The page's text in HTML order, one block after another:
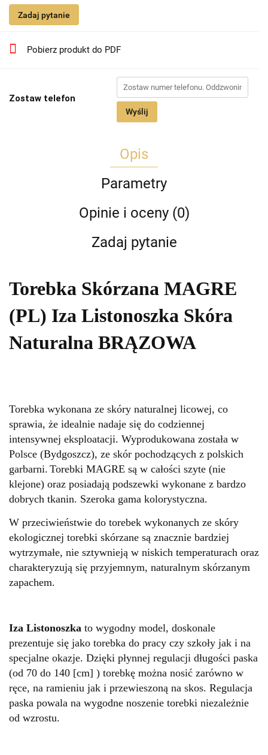
Zadaj pytanie
Pobierz produkt do PDF
Zostaw telefon
Wyślij
Opis
Parametry
Opinie i oceny (0)
Zadaj pytanie
Torebka Skórzana MAGRE
(PL) Iza Listonoszka Skóra
Naturalna BRĄZOWA
Torebka wykonana ze skóry naturalnej licowej, co
sprawia, że idealnie nadaje się do codziennej
intensywnej eksploatacji. Wyprodukowana została w
Polsce (Bydgoszcz), ze skór pochodzących z polskich
garbarni. Torebki MAGRE są w całości szyte (nie
klejone) oraz posiadają podszewki wykonane z bardzo
dobrych tkanin. Szeroka gama kolorystyczna.
W przeciwieństwie do torebek wykonanych ze skóry
ekologicznej torebki skórzane są znacznie bardziej
wytrzymałe, nie sztywnieją w niskich temperaturach oraz
charakteryzują się przyjemnym, naturalnym skórzanym
zapachem.
Iza Listonoszka to wygodny model, doskonale
prezentuje się jako torebka do pracy czy szkoły jak i na
specjalne okazje. Dzięki płynnej regulacji długości paska
(od 70 do 140 [cm] ) torebkę można nosić zarówno w
ręce, na ramieniu jak i przewieszoną na skos. Regulacja
paska powala na wygodne noszenie torebki niezależnie
od wzrostu.